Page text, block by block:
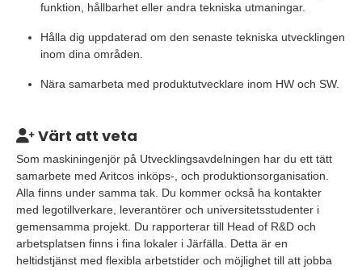
funktion, hållbarhet eller andra tekniska utmaningar.
Hålla dig uppdaterad om den senaste tekniska utvecklingen
inom dina områden.
Nära samarbeta med produktutvecklare inom HW och SW.
Värt att veta
Som maskiningenjör på Utvecklingsavdelningen har du ett tätt
samarbete med Aritcos inköps-, och produktionsorganisation.
Alla finns under samma tak. Du kommer också ha kontakter
med legotillverkare, leverantörer och universitetsstudenter i
gemensamma projekt. Du rapporterar till Head of R&D och
arbetsplatsen finns i fina lokaler i Järfälla. Detta är en
heltidstjänst med flexibla arbetstider och möjlighet till att jobba